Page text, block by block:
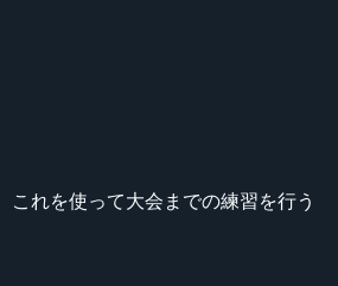
れを使って大会までの練習を行う